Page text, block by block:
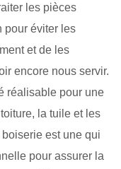
les pièces
pour éviter les
et de les
encore nous servir.
réalisable pour une
la tuile et les
est une qui
pour assurer la